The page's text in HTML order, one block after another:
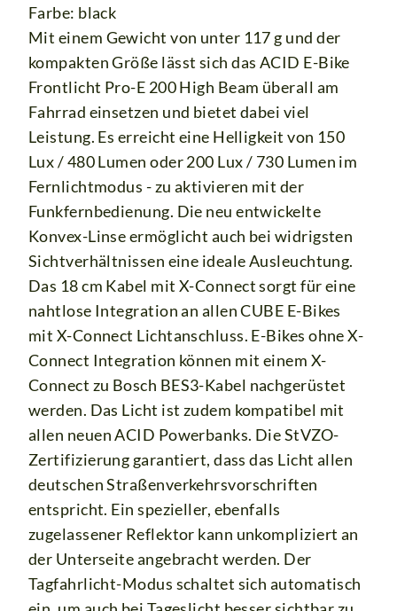
Farbe: black
Mit einem Gewicht von unter 117 g und der
kompakten Größe lässt sich das ACID E-Bike
Frontlicht Pro-E 200 High Beam überall am
Fahrrad einsetzen und bietet dabei viel
Leistung. Es erreicht eine Helligkeit von 150
Lux / 480 Lumen oder 200 Lux / 730 Lumen im
Fernlichtmodus - zu aktivieren mit der
Funkfernbedienung. Die neu entwickelte
Konvex-Linse ermöglicht auch bei widrigsten
Sichtverhältnissen eine ideale Ausleuchtung.
Das 18 cm Kabel mit X-Connect sorgt für eine
nahtlose Integration an allen CUBE E-Bikes
mit X-Connect Lichtanschluss. E-Bikes ohne X-
Connect Integration können mit einem X-
Connect zu Bosch BES3-Kabel nachgerüstet
werden. Das Licht ist zudem kompatibel mit
allen neuen ACID Powerbanks. Die StVZO-
Zertifizierung garantiert, dass das Licht allen
deutschen Straßenverkehrsvorschriften
entspricht. Ein spezieller, ebenfalls
zugelassener Reflektor kann unkompliziert an
der Unterseite angebracht werden. Der
Tagfahrlicht-Modus schaltet sich automatisch